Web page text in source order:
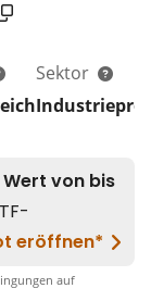
Sektor
auf